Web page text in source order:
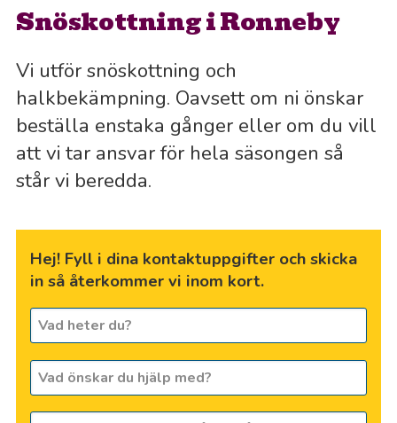
Snöskottning i Ronneby
Vi utför snöskottning och
halkbekämpning. Oavsett om ni önskar
beställa enstaka gånger eller om du vill
att vi tar ansvar för hela säsongen så
står vi beredda.
Hej! Fyll i dina kontaktuppgifter och skicka
in så återkommer vi inom kort.
Vad
heter
du?
*
Vad
önskar
du
Telefonnummer